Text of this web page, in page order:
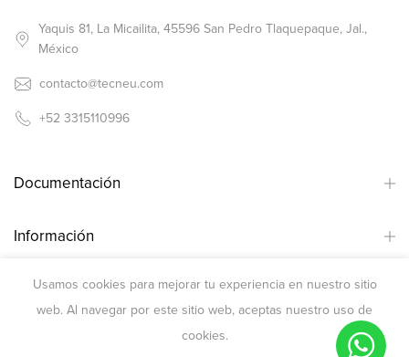
Yaquis 81, La Micailita, 45596 San Pedro Tlaquepaque, Jal.,
México
contacto@tecneu.com
+52 3315110996
Documentación
Información
¿Necesitas ayuda?
Usamos cookies para mejorar tu experiencia en nuestro sitio
web. Al navegar por este sitio web, aceptas nuestro uso de
cookies.